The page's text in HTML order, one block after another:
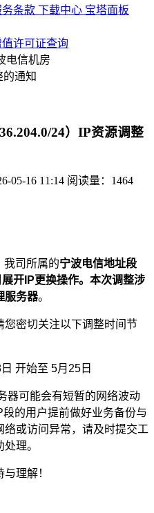
务条款 下载中心 宝塔面板
值许可证查询
电信机房
的通知
24）IP资源调整
05-16 11:14 阅读量：1464
我司所属的宁波电信地址段
开IP更换操作。本次调整涉
服务器。
您密切关注以下调整时间节
开始至 5月25日
器可能会有短暂的网络波动
的用户提前做好业务备份与
或访问异常，请及时提交工
理。
理解！